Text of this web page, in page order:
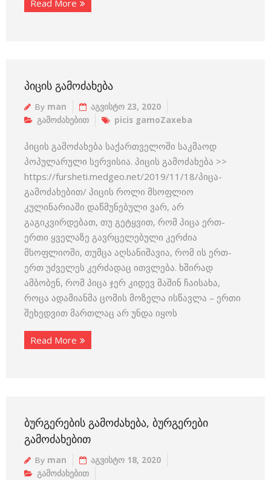
Read More
ᲞᲘᲪᲘᲡ ᲒᲐᲛᲝᲫᲐᲮᲔᲑᲐ
By man
აგვისტო 23, 2020
გამოძახებით
picis gamoZaxeba
პიცის გამოძახება საქართველოში საკმაოდ
პოპულარული სერვისია. პიცის გამოძახება >>
https://fursheti.medgeo.net/2019/11/18/პიცა-
გამოძახებით/ პიცის როლი მსოფლიო
კულინარიაში დაწმუნებული ვარ, არ
გაგიკვირდებათ, თუ გეტყვით, რომ პიცა ერთ-
ერთი ყველაზე გავრცელებული კერძია
მსოფლიოში, თუმცა აღსანიშავია, რომ ის ერთ-
ერთ უძველეს კერძადაც ითვლება. ხშირად
ამბობენ, რომ პიცა ჯერ კიდევ მაშინ ჩაისახა,
როცა ადამიანმა ცომის მოზელა ისწავლა – ერთი
შეხედვით მართლაც არ უნდა იყოს
Read More
ᲑᲣᲠᲒᲔᲠᲔᲑᲘᲡ ᲒᲐᲛᲝᲫᲐᲮᲔᲑᲐ, ᲑᲣᲠᲒᲔᲠᲔᲑᲘ
ᲒᲐᲛᲝᲫᲐᲮᲔᲑᲘᲗ
By man
აგვისტო 18, 2020
გამოძახებით